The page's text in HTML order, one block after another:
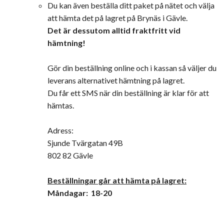
Du kan även beställa ditt paket på nätet och välja
att hämta det på lagret på Brynäs i Gävle.
Det är dessutom alltid fraktfritt vid
hämtning!
Gör din beställning online och i kassan så väljer du
leverans alternativet hämtning på lagret.
Du får ett SMS när din beställning är klar för att
hämtas.
Adress:
Sjunde Tvärgatan 49B
802 82 Gävle
Beställningar går att hämta på lagret:
Måndagar: 18-20